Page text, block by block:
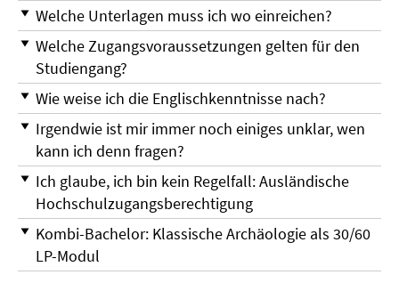
Welche Unterlagen muss ich wo einreichen?
Welche Zugangsvoraussetzungen gelten für den
Studiengang?
Wie weise ich die Englischkenntnisse nach?
Irgendwie ist mir immer noch einiges unklar, wen
kann ich denn fragen?
Ich glaube, ich bin kein Regelfall: Ausländische
Hochschulzugangsberechtigung
Kombi-Bachelor: Klassische Archäologie als 30/60
LP-Modul